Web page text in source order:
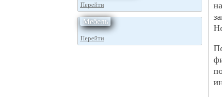
Перейти
Мебель
Перейти